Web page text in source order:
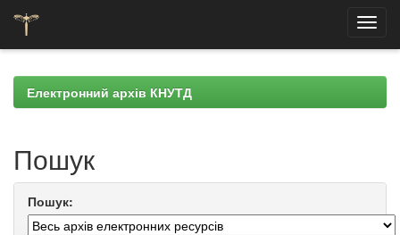
navigationЕлектронний архів КНУТД
Пошук
Пошук: